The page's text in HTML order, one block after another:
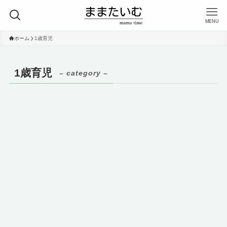
MENU
ホーム 1歳育児
1歳育児 – category –